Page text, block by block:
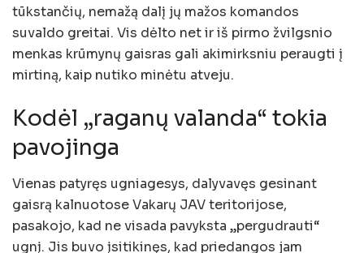
tūkstančių, nemažą dalį jų mažos komandos
suvaldo greitai. Vis dėlto net ir iš pirmo žvilgsnio
menkas krūmynų gaisras gali akimirksniu peraugti į
mirtiną, kaip nutiko minėtu atveju.
Kodėl „raganų valanda“ tokia
pavojinga
Vienas patyręs ugniagesys, dalyvavęs gesinant
gaisrą kalnuotose Vakarų JAV teritorijose,
pasakojo, kad ne visada pavyksta „pergudrauti“
ugnį. Jis buvo įsitikinęs, kad priedangos jam